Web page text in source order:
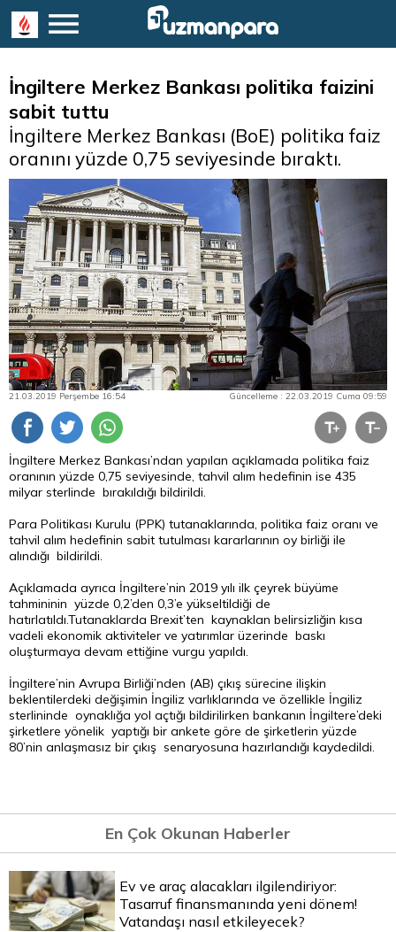
İngiltere Merkez Bankası politika faizini
sabit tuttu
İngiltere Merkez Bankası (BoE) politika faiz
oranını yüzde 0,75 seviyesinde bıraktı.
21.03.2019 Perşembe 16:54 Güncelleme : 22.03.2019 Cuma 09:59
İngiltere Merkez Bankası’ndan yapılan açıklamada politika faiz
oranının yüzde 0,75 seviyesinde, tahvil alım hedefinin ise 435
milyar sterlinde bırakıldığı bildirildi.
Para Politikası Kurulu (PPK) tutanaklarında, politika faiz oranı ve
tahvil alım hedefinin sabit tutulması kararlarının oy birliği ile
alındığı bildirildi.
Açıklamada ayrıca İngiltere’nin 2019 yılı ilk çeyrek büyüme
tahmininin yüzde 0,2’den 0,3’e yükseltildiği de
hatırlatıldı.Tutanaklarda Brexit’ten kaynaklan belirsizliğin kısa
vadeli ekonomik aktiviteler ve yatırımlar üzerinde baskı
oluşturmaya devam ettiğine vurgu yapıldı.
İngiltere’nin Avrupa Birliği’nden (AB) çıkış sürecine ilişkin
beklentilerdeki değişimin İngiliz varlıklarında ve özellikle İngiliz
sterlininde oynaklığa yol açtığı bildirilirken bankanın İngiltere’deki
şirketlere yönelik yaptığı bir ankete göre de şirketlerin yüzde
80’nin anlaşmasız bir çıkış senaryosuna hazırlandığı kaydedildi.
En Çok Okunan Haberler
Ev ve araç alacakları ilgilendiriyor:
Tasarruf finansmanında yeni dönem!
Vatandaşı nasıl etkileyecek?